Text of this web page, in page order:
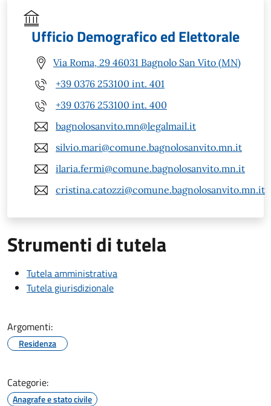
Ufficio Demografico ed Elettorale
Via Roma, 29 46031 Bagnolo San Vito (MN)
+39 0376 253100 int. 401
+39 0376 253100 int. 400
bagnolosanvito.mn@legalmail.it
silvio.mari@comune.bagnolosanvito.mn.it
ilaria.fermi@comune.bagnolosanvito.mn.it
cristina.catozzi@comune.bagnolosanvito.mn.it
Strumenti di tutela
Tutela amministrativa
Tutela giurisdizionale
Argomenti:
Residenza
Categorie:
Anagrafe e stato civile